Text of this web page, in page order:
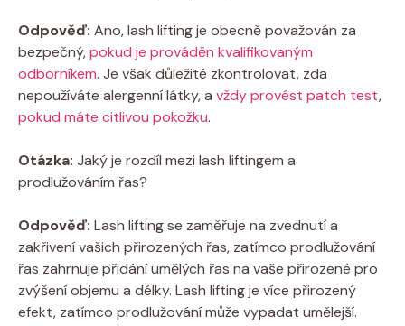
Odpověď: Ano, lash lifting je obecně považován za
bezpečný,pokud je prováděn kvalifikovaným
odborníkem. Je však důležité zkontrolovat, zda
nepoužíváte alergenní látky, a vždy provést patch test,
pokud máte citlivou pokožku.
Otázka: Jaký je rozdíl mezi lash liftingem a
prodlužováním řas?
Odpověď: Lash lifting se zaměřuje na zvednutí a
zakřivení vašich přirozených řas, zatímco prodlužování
řas zahrnuje přidání umělých řas na vaše přirozené pro
zvýšení objemu a délky. Lash lifting je více přirozený
efekt, zatímco prodlužování může vypadat umělejší.